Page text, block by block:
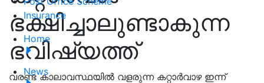
Insurance
Home
News
ഭക്ഷിച്ചാലുണ്ടാകുന്ന
ഭവിഷ്യത്ത്
വരണ്ട കാലാവസ്ഥയില്‍ വളരുന്ന കറ്റാര്‍വാഴ ഇന്ന്